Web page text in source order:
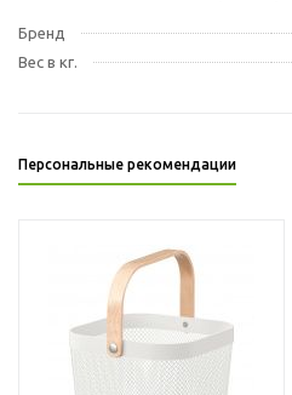
Бренд
Вес в кг.
Персональные рекомендации